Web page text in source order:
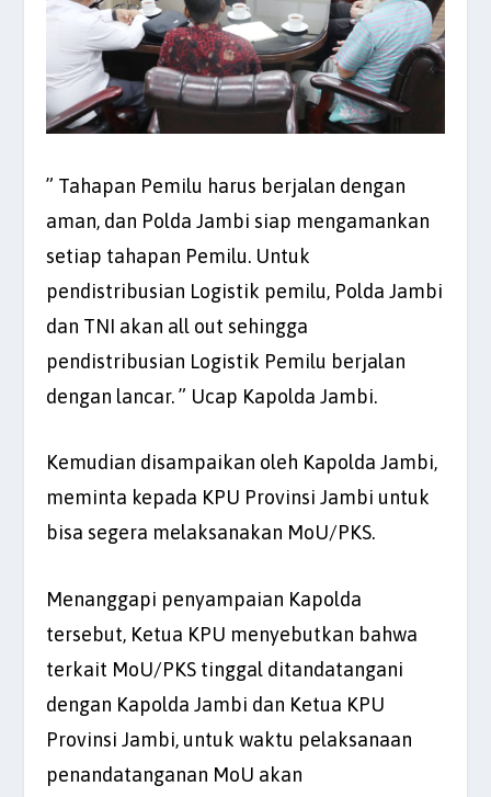
” Tahapan Pemilu harus berjalan dengan
aman, dan Polda Jambi siap mengamankan
setiap tahapan Pemilu. Untuk
pendistribusian Logistik pemilu, Polda Jambi
dan TNI akan all out sehingga
pendistribusian Logistik Pemilu berjalan
dengan lancar. ” Ucap Kapolda Jambi.
Kemudian disampaikan oleh Kapolda Jambi,
meminta kepada KPU Provinsi Jambi untuk
bisa segera melaksanakan MoU/PKS.
Menanggapi penyampaian Kapolda
tersebut, Ketua KPU menyebutkan bahwa
terkait MoU/PKS tinggal ditandatangani
dengan Kapolda Jambi dan Ketua KPU
Provinsi Jambi, untuk waktu pelaksanaan
penandatanganan MoU akan